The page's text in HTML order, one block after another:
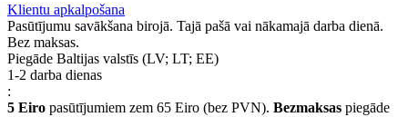
Klientu apkalpošana
Pasūtījumu savākšana birojā. Tajā pašā vai nākamajā darba dienā.
Bez maksas.
Piegāde Baltijas valstīs (LV; LT; EE)
1-2 darba dienas
:
5 Eiro pasūtījumiem zem 65 Eiro (bez PVN). Bezmaksas piegāde